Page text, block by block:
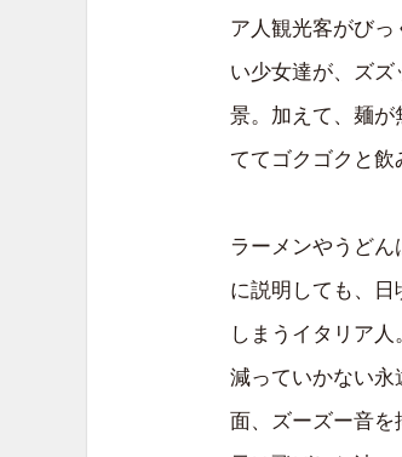
ア人観光客がび
い少女達が、ズ
景。加えて、麺が
ててゴクゴクと飲
ラーメンやうど
に説明しても、
しまうイタリア
減っていかない永
面、ズーズー音を